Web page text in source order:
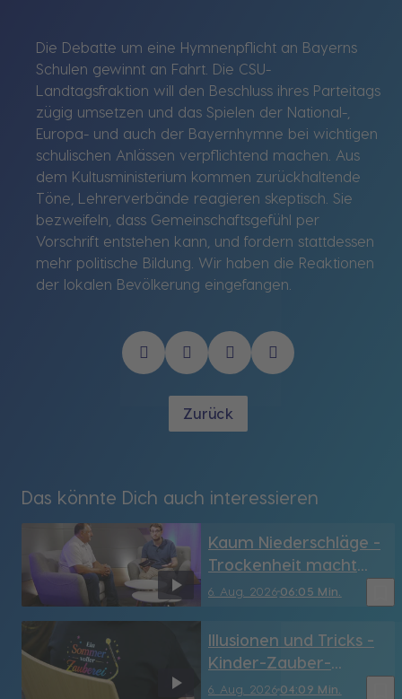
Die Debatte um eine Hymnenpflicht an Bayerns
Schulen gewinnt an Fahrt. Die CSU-
Landtagsfraktion will den Beschluss ihres Parteitags
zügig umsetzen und das Spielen der National-,
Europa- und auch der Bayernhymne bei wichtigen
schulischen Anlässen verpflichtend machen. Aus
dem Kultusministerium kommen zurückhaltende
Töne, Lehrerverbände reagieren skeptisch. Sie
bezweifeln, dass Gemeinschaftsgefühl per
Vorschrift entstehen kann, und fordern stattdessen
mehr politische Bildung. Wir haben die Reaktionen
der lokalen Bevölkerung eingefangen.
Zurück
Das könnte Dich auch interessieren
6. Aug. 202606:05 Min.
Kaum Niederschläge -
Trockenheit macht
den Landwirten zu
6. Aug. 202604:09 Min.
Illusionen und Tricks -
Kinder-Zauber-
Sommercamp